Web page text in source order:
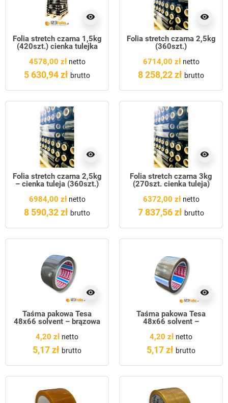
visibility
Folia stretch czarna 1,5kg
(420szt.) cienka tulejka
4578,00 złnetto
5 630,94 zł brutto
visibility
Folia stretch czarna 2,5kg
(360szt.)
6714,00 złnetto
8 258,22 zł brutto
visibility
Folia stretch czarna 2,5kg
– cienka tuleja (360szt.)
6984,00 złnetto
8 590,32 zł brutto
visibility
Folia stretch czarna 3kg
(270szt. cienka tuleja)
6372,00 złnetto
7 837,56 zł brutto
visibility
Taśma pakowa Tesa
48x66 solvent – brązowa
4,20 zł netto
5,17 zł brutto
visibility
Taśma pakowa Tesa
48x66 solvent –
4,20 zł netto
5,17 zł brutto